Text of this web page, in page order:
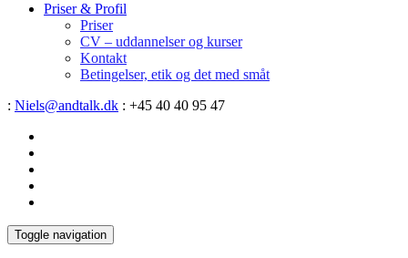
Priser & Profil
Priser
CV – uddannelser og kurser
Kontakt
Betingelser, etik og det med småt
: Niels@andtalk.dk : +45 40 40 95 47
Toggle navigation